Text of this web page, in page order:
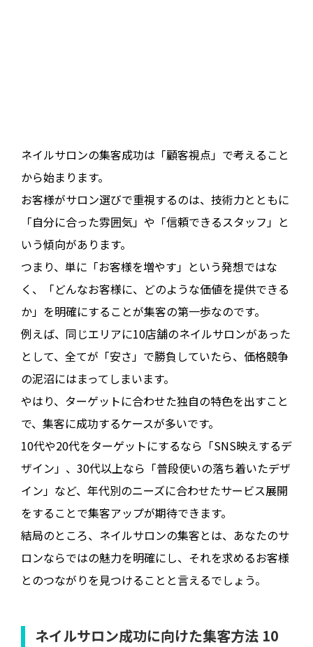
ネイルサロンの集客成功は「顧客視点」で考えること
から始まります。
お客様がサロン選びで重視するのは、技術力とともに
「自分に合った雰囲気」や「信頼できるスタッフ」と
いう傾向があります。
つまり、単に「お客様を増やす」という発想ではな
く、「どんなお客様に、どのような価値を提供できる
か」を明確にすることが集客の第一歩なのです。
例えば、同じエリアに10店舗のネイルサロンがあった
として、全てが「安さ」で勝負していたら、価格競争
の泥沼にはまってしまいます。
やはり、ターゲットに合わせた独自の特色を出すこと
で、集客に成功するケースが多いです。
10代や20代をターゲットにするなら「SNS映えするデ
ザイン」、30代以上なら「普段使いの落ち着いたデザ
イン」など、年代別のニーズに合わせたサービス展開
をすることで集客アップが期待できます。
結局のところ、ネイルサロンの集客とは、あなたのサ
ロンならではの魅力を明確にし、それを求めるお客様
とのつながりを見つけることと言えるでしょう。
ネイルサロン成功に向けた集客方法 10